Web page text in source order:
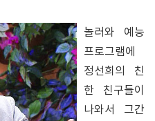
놀러와 예능
프로그램에
정선희의 친
한 친구들이
나와서 그간